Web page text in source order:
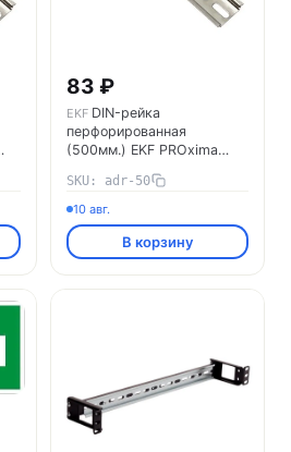
83 ₽
EKF DIN-рейка
перфорированная
(500мм.) EKF PROxima
SKU: adr-50
10 авг.
В корзину